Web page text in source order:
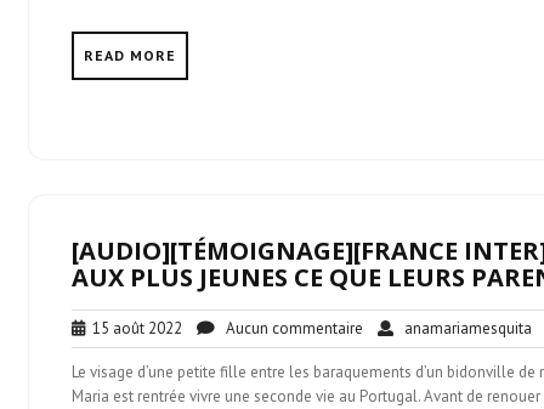
READ MORE
[AUDIO][TÉMOIGNAGE][FRANCE
AUX PLUS JEUNES CE QUE LEURS
15 août 2022 15
août
2022
Aucun commentaire Aucun
commentaire
anamariamesquita
Le visage d’une petite fille entre les baraquements d’un bidonville
Maria est rentrée vivre une seconde vie au Portugal. Avant de